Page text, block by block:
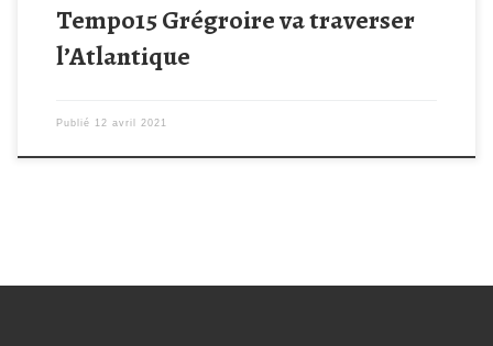
Tempo15 Grégroire va traverser
l’Atlantique
Publié 12 avril 2021